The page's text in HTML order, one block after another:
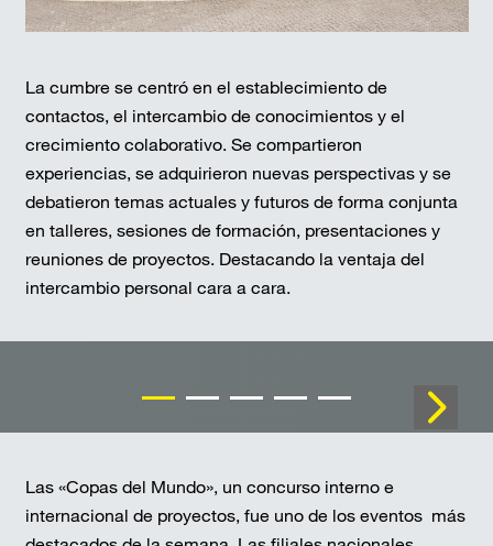
La cumbre se centró en el establecimiento de
contactos, el intercambio de conocimientos y el
crecimiento colaborativo. Se compartieron
experiencias, se adquirieron nuevas perspectivas y se
debatieron temas actuales y futuros de forma conjunta
en talleres, sesiones de formación, presentaciones y
reuniones de proyectos. Destacando la ventaja del
intercambio personal cara a cara.
Las «Copas del Mundo», un concurso interno e
internacional de proyectos, fue uno de los eventos más